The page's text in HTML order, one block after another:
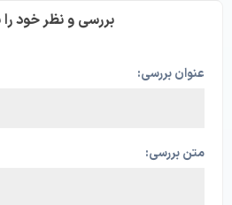
بررسی و نظر خود
عنوان بررسی:
متن بررسی: